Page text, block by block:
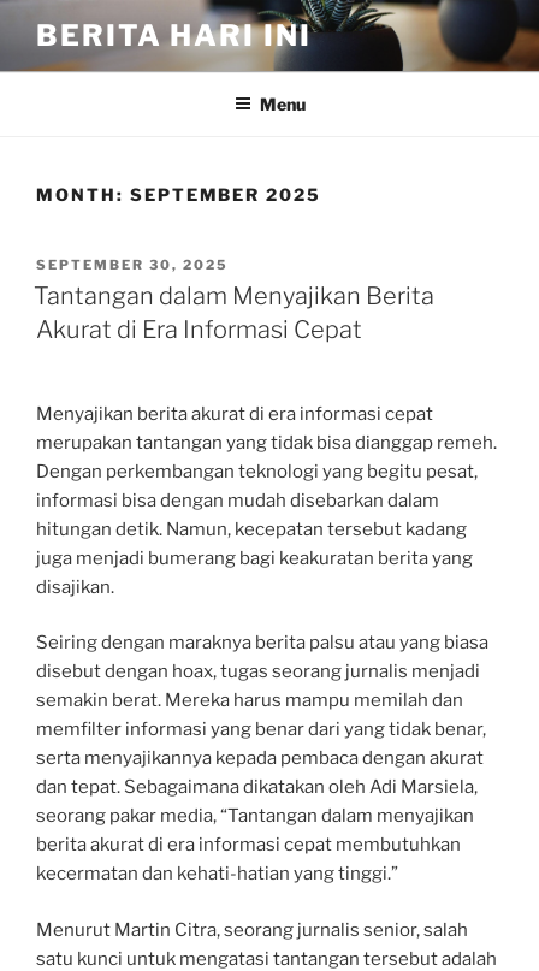
content
BERITA HARI INI
Menu
MONTH: SEPTEMBER 2025
POSTED
ON
SEPTEMBER 30, 2025
Tantangan dalam Menyajikan Berita
Akurat di Era Informasi Cepat
Menyajikan berita akurat di era informasi cepat
merupakan tantangan yang tidak bisa dianggap remeh.
Dengan perkembangan teknologi yang begitu pesat,
informasi bisa dengan mudah disebarkan dalam
hitungan detik. Namun, kecepatan tersebut kadang
juga menjadi bumerang bagi keakuratan berita yang
disajikan.
Seiring dengan maraknya berita palsu atau yang biasa
disebut dengan hoax, tugas seorang jurnalis menjadi
semakin berat. Mereka harus mampu memilah dan
memfilter informasi yang benar dari yang tidak benar,
serta menyajikannya kepada pembaca dengan akurat
dan tepat. Sebagaimana dikatakan oleh Adi Marsiela,
seorang pakar media, “Tantangan dalam menyajikan
berita akurat di era informasi cepat membutuhkan
kecermatan dan kehati-hatian yang tinggi.”
Menurut Martin Citra, seorang jurnalis senior, salah
satu kunci untuk mengatasi tantangan tersebut adalah